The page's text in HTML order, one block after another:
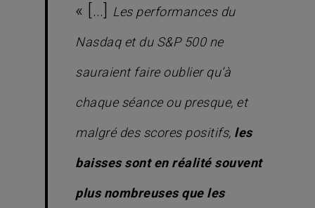
« […] Les performances du
Nasdaq et du S&P 500 ne
sauraient faire oublier qu’à
chaque séance ou presque, et
malgré des scores positifs, les
baisses sont en réalité souvent
plus nombreuses que les